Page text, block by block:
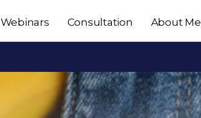
Webinars Consultation About Me